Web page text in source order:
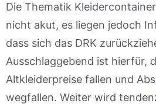
Die Thematik
nicht akut, es liegen jedoch
dass sich das DRK
Ausschlaggebend ist hierfür,
Altkleiderpreise fallen und
wegfallen. Weiter wird